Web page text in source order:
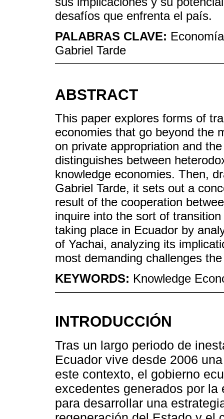
desafíos que enfrenta el país.
PALABRAS CLAVE:
Gabriel Tarde
ABSTRACT
This paper explores forms of
economies that go beyond the
on private appropriation and
distinguishes between
knowledge economies. Then,
Gabriel Tarde, it sets out a
result of the cooperation
inquire into the sort of
taking place in Ecuador by
of Yachai, analyzing its
most demanding challenges
KEYWORDS: Knowledge
INTRODUCCIÓN
Tras un largo periodo de
Ecuador vive desde 2006
este contexto, el gobierno
excedentes generados por
para desarrollar una